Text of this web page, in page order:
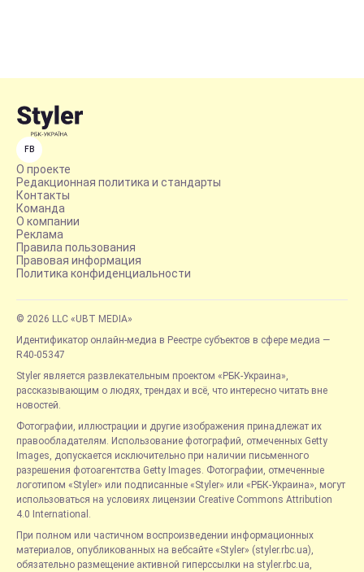
FB
О проекте
Редакционная политика и стандарты
Контакты
Команда
О компании
Реклама
Правила пользования
Правовая информация
Политика конфиденциальности
© 2026 LLC «UBT MEDIA»
Идентификатор онлайн-медиа в Реестре субъектов в сфере медиа —
R40-05347
Styler является развлекательным проектом «РБК-Украина»,
рассказывающим о людях, трендах и всё, что интересно читать вне
новостей.
Фотографии, иллюстрации и другие изображения принадлежат их
правообладателям. Использование фотографий, отмеченных Getty
Images, допускается исключительно при наличии письменного
разрешения фотоагентства Getty Images. Фотографии, отмеченные
логотипом «Styler» или подписанные «Styler» или «РБК-Украина», могут
использоваться на условиях лицензии Creative Commons Attribution
4.0 International.
При полном или частичном воспроизведении информационных
материалов, опубликованных на вебсайте «Styler» (styler.rbc.ua),
обязательно размещение активной гиперссылки на styler.rbc.ua,